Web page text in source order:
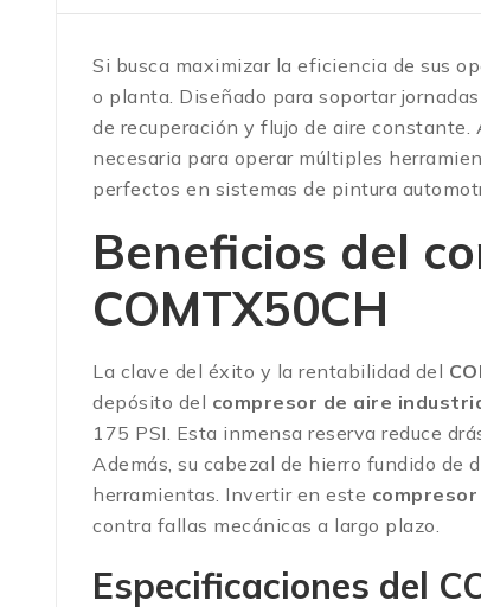
Si busca maximizar la eficiencia de sus
o planta. Diseñado para soportar
de recuperación y flujo de aire constante.
necesaria para operar múltiples
perfectos en sistemas de pintura
Beneficios del
COMTX50CH
La clave del éxito y la rentabilidad del
depósito del compresor de aire
175 PSI. Esta inmensa reserva reduce
Además, su cabezal de hierro fundido de
herramientas. Invertir en este
contra fallas mecánicas a largo plazo.
Especificaciones del